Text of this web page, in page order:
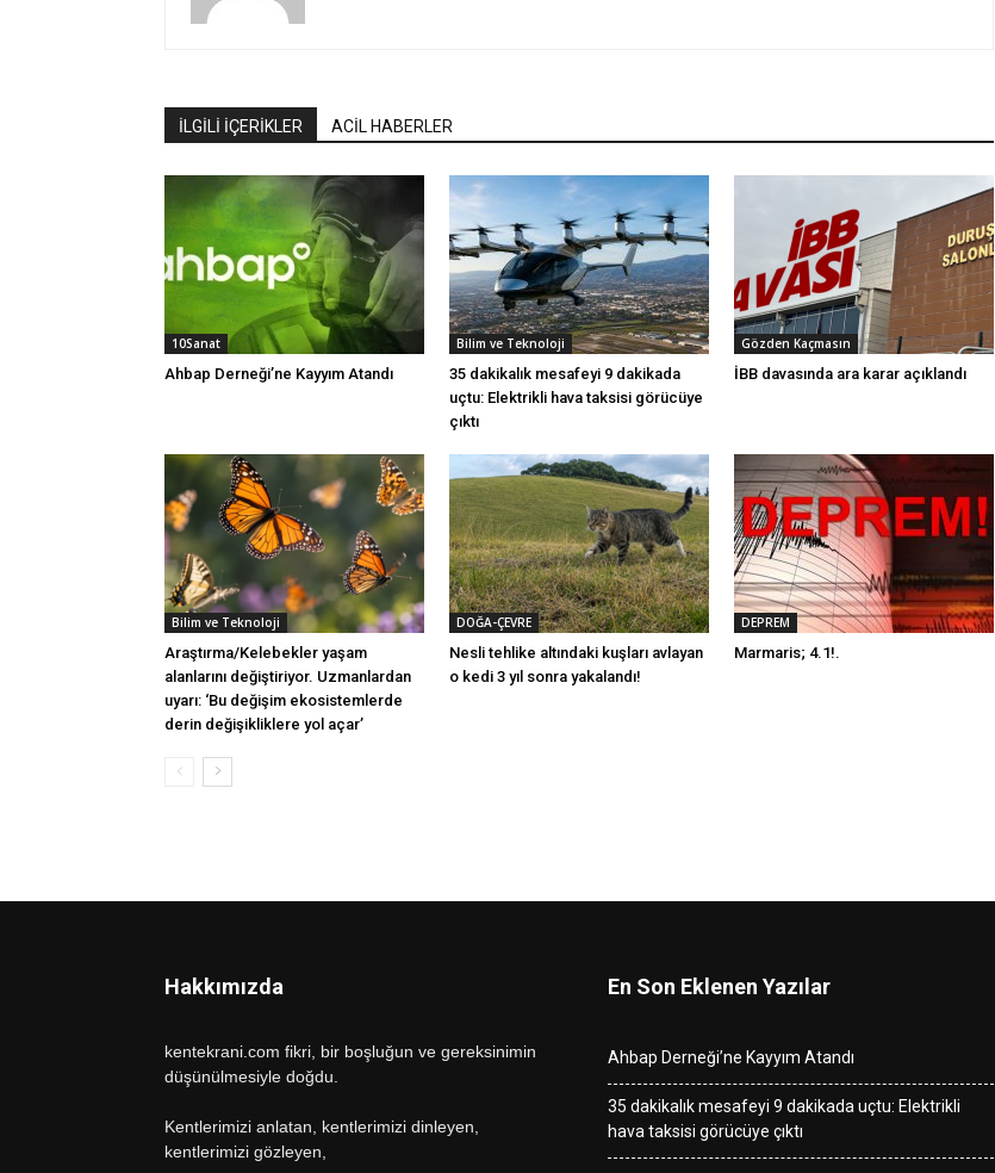
İLGİLİ İÇERİKLER ACİL HABERLER
10Sanat
Ahbap Derneği’ne Kayyım Atandı
Bilim ve Teknoloji
35 dakikalık mesafeyi 9 dakikada
uçtu: Elektrikli hava taksisi görücüye
çıktı
Gözden Kaçmasın
İBB davasında ara karar açıklandı
Bilim ve Teknoloji
Araştırma/Kelebekler yaşam
alanlarını değiştiriyor. Uzmanlardan
uyarı: ‘Bu değişim ekosistemlerde
derin değişikliklere yol açar’
DOĞA-ÇEVRE
Nesli tehlike altındaki kuşları avlayan
o kedi 3 yıl sonra yakalandı!
DEPREM
Marmaris; 4.1!.
Hakkımızda
kentekrani.com fikri, bir boşluğun ve gereksinimin
düşünülmesiyle doğdu.
Kentlerimizi anlatan, kentlerimizi dinleyen,
kentlerimizi gözleyen,
En Son Eklenen Yazılar
Ahbap Derneği’ne Kayyım Atandı
35 dakikalık mesafeyi 9 dakikada uçtu: Elektrikli
hava taksisi görücüye çıktı